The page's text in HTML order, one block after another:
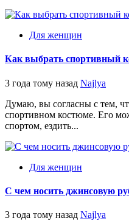
Для женщин
Как выбрать спортивный
3 года тому назад Najlya
Думаю, вы согласны с тем,
спортивном костюме. Его
спортом, ездить...
Для женщин
С чем носить джинсовую
3 года тому назад Najlya